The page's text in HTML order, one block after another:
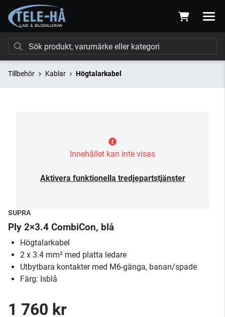
Tillbehör Kablar Högtalarkabel
Innehållet kan inte visas
Aktivera funktionella tredjepartstjänster
SUPRA
Ply 2×3.4 CombiCon, blå
Högtalarkabel
2 x 3.4 mm² med platta ledare
Utbytbara kontakter med M6-gänga, banan/spade
Färg: Isblå
1 760 kr